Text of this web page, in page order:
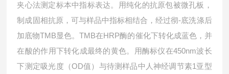
夹心法测定标本中指标表达。用纯化的抗原包被微孔板，
制成固相抗原，可与样品中指标相结合，经过彻-底洗涤后
加底物TMB显色。TMB在HRP酶的催化下转化成蓝色，并
在酸的作用下转化成最终的黄色。用酶标仪在450nm波长
下测定吸光度（OD值）与待测样品中 人神经调节素1亚型